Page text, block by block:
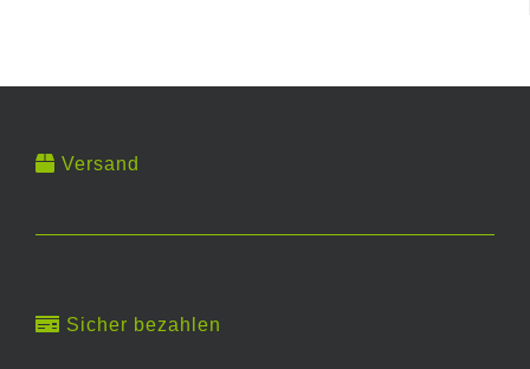
Versand
Sicher bezahlen